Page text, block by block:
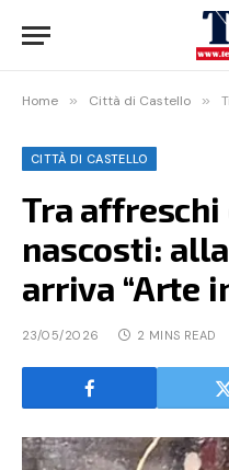
Home » Città di Castello »
CITTÀ DI CASTELLO
Tra
nascosti:
arriva “Arte
23/05/2026 2 MINS READ